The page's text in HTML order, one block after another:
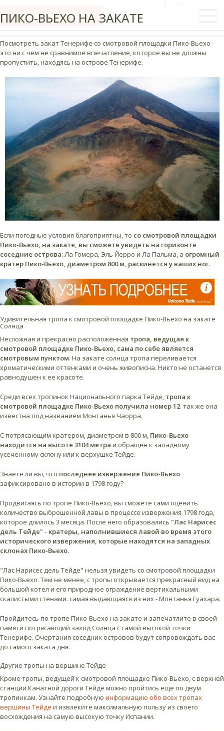
ПИКО-ВЬЕХО НА ЗАКАТЕ
диаметром в 800 м - Пико-Вьехо - второй по высоте вулкан
Канарских островов, чей кратер, в свое время, был наполнен лавой.
Посмотреть закат Тенерифе со смотровой площадки Пико-Вьехо -
это ни с чем не сравнимое впечатление, которое вы не должны
пропустить, находясь на острове Тенерифе.
Если погодные условия благоприятны, то со смотровой площадки
Пико-Вьехо, на закате, вы сможете увидеть на горизонте
соседние острова: Ла Гомера, Эль Йерро и Ла Пальма, а огромный
кратер Пико-Вьехо, диаметром 800 м, раскинется у ваших ног.
Удивительная тропа к смотровой площадке Пико-Вьехо на закате
Солнца
Несложная и прекрасно расположенная тропа, ведущая к
смотровой площадке Пико-Вьехо, сама по себе является
смотровым пунктом. На закате солнца тропа переливается
хроматическими оттенками и очень живописна. Никто не останется
равнодушен к ее красоте.
Среди всех тропинок Национального парка Тейде, тропа к
смотровой площадке Пико-Вьехо получила номер 12. так же она
известна под названием Монтанья Чаорра.
С потрясающим кратером, диаметром в 800 м, Пико-Вьехо
находится на высоте 3104 метра и обращен к западному
усеченному склону или к верхушке Тейде.
Знаете ли вы, что последнее извержение Пико-Вьехо
зафиксировано в истории в 1798 году?
Продвигаясь по тропе Пико-Вьехо, вы сможете сами оценить
количество выброшенной лавы в процессе извержения 1798 года,
которое длилось 3 месяца. После него образовались "Лас Нарисес
дель Тейде" - кратеры, наполнившиеся лавой во время этого
исторического извержения, которые находятся на западных
склонах Пико-Вьехо.
"Лас Нарисес дель Тейде" нельзя увидеть со смотровой площадки
Пико-Вьехо. Тем не менее, с тропы открывается прекрасный вид на
большой котел и его природное ограждение вертикальными
скалистыми стенами. самая выдающаяся из них - Монтанья Гуахара.
Пройдитесь по тропе Пико-Вьехо на закате и запечатлите в своей
памяти потрясающий заход Солнца с самой высокой точки
Тенерифе. Очертания соседних островов будут сопровождать вас
до самого заката дня.
Другие тропы на вершине Тейде
Кроме тропы, ведущей к смотровой площадке Пико-Вьехо, с верхней
станции Канатной дороги Тейде можно пройтись еще по двум
тропинкам. Узнайте подробную информацию обо всех тропах
вершины Тейде и извлеките максимальную пользу из своего
восхождения на самую высокую точку Испании.